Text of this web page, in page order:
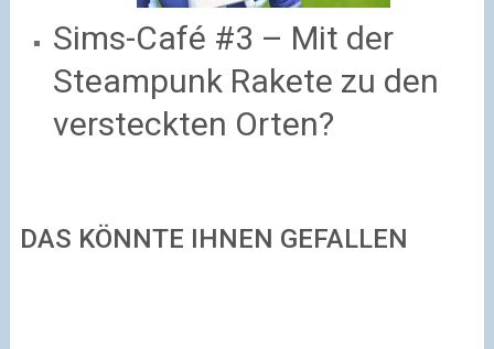
Sims-Café #3 – Mit der
Steampunk Rakete zu den
versteckten Orten?
DAS KÖNNTE IHNEN GEFALLEN